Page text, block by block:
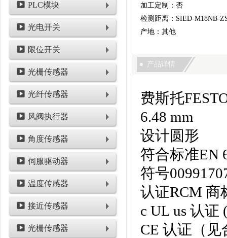
PLC模块
光电开关
限位开关
光栅传感器
光纤传感器
风阀执行器
角度传感器
伺服驱动器
温度传感器
接近传感器
光栅传感器
加工定制：否
检测距离：SIED-M18NB-
产地：其他
产品详情
费斯托
6.48 mm
设计圆形
符合标准EN
符号
认证RCM 商
c UL us 认证
CE 认证（